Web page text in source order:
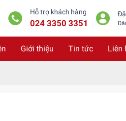
Hỗ trợ khách hàng
024 3350 3351
Giới thiệu Tin tức Liên